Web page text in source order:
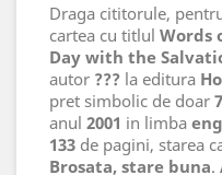
Draga cititorule,
cartea cu titlul Words
Day with the
autor ??? la editura
pret simbolic de doar
anul 2001 in limba
133 de pagini, starea
Brosata, stare buna.